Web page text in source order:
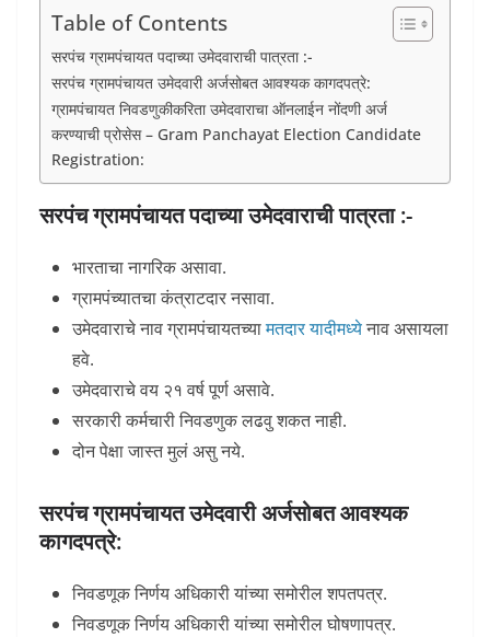
Table of Contents
सरपंच ग्रामपंचायत पदाच्या उमेदवाराची पात्रता :-
सरपंच ग्रामपंचायत उमेदवारी अर्जसोबत आवश्यक कागदपत्रे:
ग्रामपंचायत निवडणुकीकरिता उमेदवाराचा ऑनलाईन नोंदणी अर्ज
करण्याची प्रोसेस – Gram Panchayat Election Candidate
Registration:
सरपंच ग्रामपंचायत पदाच्या उमेदवाराची पात्रता :-
भारताचा नागरिक असावा.
ग्रामपंच्यातचा कंत्राटदार नसावा.
उमेदवाराचे नाव ग्रामपंचायतच्यामतदार यादीमध्येनाव असायला
हवे.
उमेदवाराचे वय २१ वर्ष पूर्ण असावे.
सरकारी कर्मचारी निवडणुक लढवु शकत नाही.
दोन पेक्षा जास्त मुलं असु नये.
सरपंच ग्रामपंचायत उमेदवारी अर्जसोबत आवश्यक
कागदपत्रे:
निवडणूक निर्णय अधिकारी यांच्या समोरील शपतपत्र.
निवडणूक निर्णय अधिकारी यांच्या समोरील घोषणापत्र.